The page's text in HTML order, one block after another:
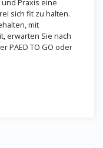
Praxis eine
sich fit zu halten.
mit
erwarten Sie nach
PAED TO GO oder